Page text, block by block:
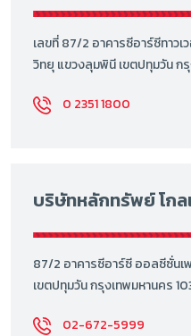
เลขที่ 87/2 อาคารซีอาร์ซีทาว
วิทยุ แขวงลุมพินี เขตปทุมวัน ก
0 2351 1800
บริษัทหลักทรัพย์ โกล
87/2 อาคารซีอาร์ซี ออลซีซั่น
เขตปทุมวัน กรุงเทพมหานคร
02-672-5999